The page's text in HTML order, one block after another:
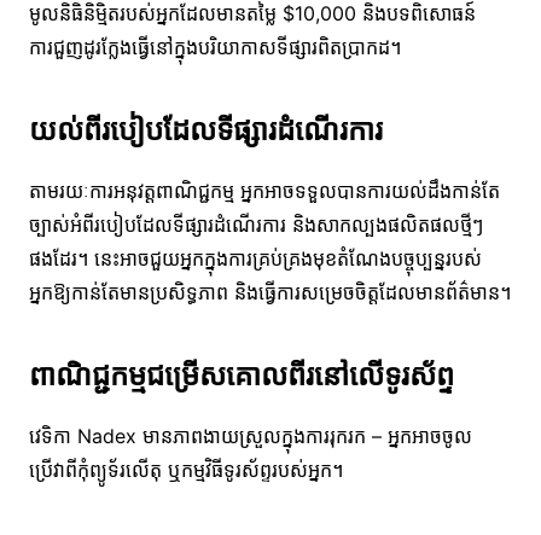
មូលនិធិនិម្មិតរបស់អ្នកដែលមានតម្លៃ $10,000 និងបទពិសោធន៍
ការជួញដូរក្លែងធ្វើនៅក្នុងបរិយាកាសទីផ្សារពិតប្រាកដ។
យល់ពីរបៀបដែលទីផ្សារដំណើរការ
តាមរយៈការអនុវត្តពាណិជ្ជកម្ម អ្នកអាចទទួលបានការយល់ដឹងកាន់តែ
ច្បាស់អំពីរបៀបដែលទីផ្សារដំណើរការ និងសាកល្បងផលិតផលថ្មីៗ
ផងដែរ។ នេះអាចជួយអ្នកក្នុងការគ្រប់គ្រងមុខតំណែងបច្ចុប្បន្នរបស់
អ្នកឱ្យកាន់តែមានប្រសិទ្ធភាព និងធ្វើការសម្រេចចិត្តដែលមានព័ត៌មាន។
ពាណិជ្ជកម្មជម្រើសគោលពីរនៅលើទូរស័ព្ទ
វេទិកា Nadex មានភាពងាយស្រួលក្នុងការរុករក – អ្នកអាចចូល
ប្រើវាពីកុំព្យូទ័រលើតុ ឬកម្មវិធីទូរស័ព្ទរបស់អ្នក។